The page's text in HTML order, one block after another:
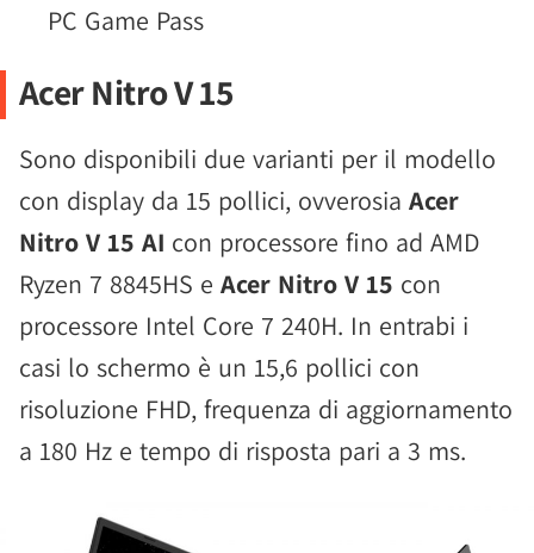
PC Game Pass
Acer Nitro V 15
Sono disponibili due varianti per il modello
con display da 15 pollici, ovverosia Acer
Nitro V 15 AI con processore fino ad AMD
Ryzen 7 8845HS e Acer Nitro V 15 con
processore Intel Core 7 240H. In entrabi i
casi lo schermo è un 15,6 pollici con
risoluzione FHD, frequenza di aggiornamento
a 180 Hz e tempo di risposta pari a 3 ms.